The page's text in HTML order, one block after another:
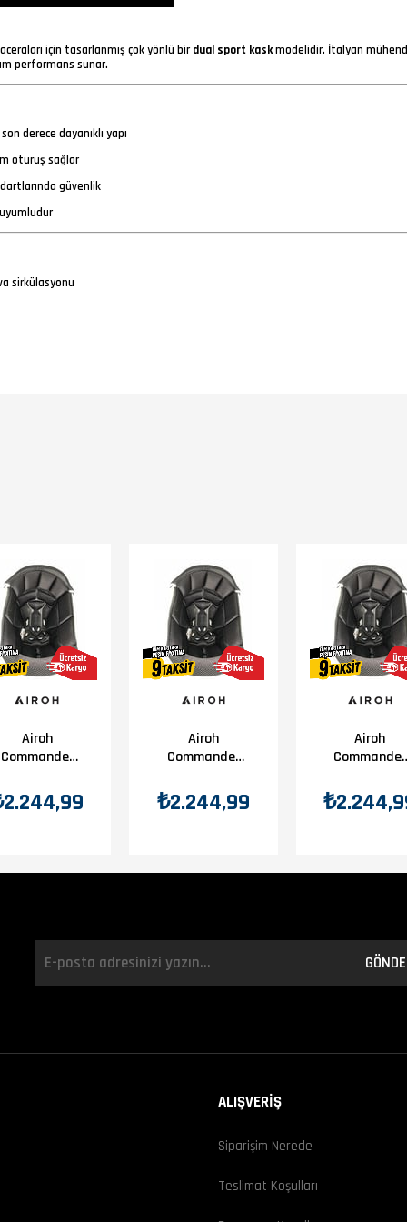
için tasarlanmış çok yönlü birdual sport kaskmodelidir. İtalyan
performans sunar.
derece dayanıklı yapı
oturuş sağlar
güvenlik
sirkülasyonu
Airoh
Commander
Airoh
Commander
₺2.244,99
Airoh
Commander
ALIŞVERİŞ
Siparişim Nerede
Teslimat Koşulları